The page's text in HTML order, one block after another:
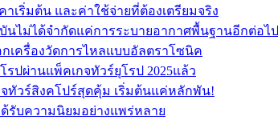
เริ่มต้น และค่าใช้จ่ายที่ต้องเตรียมจริง
บันไม่ได้จำกัดแค่การระบายอากาศพื้นฐานอีกต่อไป
เครื่องวัดการไหลแบบอัลตราโซนิค
ปผ่านแพ็คเกจทัวร์ยุโรป 2025แล้ว
จทัวร์สิงคโปร์สุดคุ้ม เริ่มต้นแค่หลักพัน!
รับความนิยมอย่างแพร่หลาย